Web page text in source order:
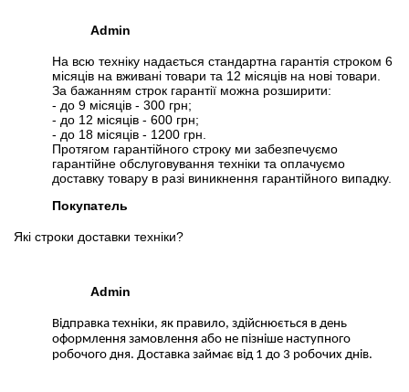
Вы можете расширить срок гарантии на
раздела"Аксессуары"вместе с основным товаром.
Спецификация, тесты и технические отчеты
Спецификация процессора:AMD A10-4655M
Тестирование процессора:AMD A10-4655M
Видеообзоры
Admin
На всю техніку надається стандартна гарантія строком 6
місяців на вживані товари та 12 місяців на нові товари.
За бажанням строк гарантії можна розширити:
- до 9 місяців - 300 грн;
- до 12 місяців - 600 грн;
- до 18 місяців - 1200 грн.
Протягом гарантійного строку ми забезпечуємо
гарантійне обслуговування техніки та оплачуємо
доставку товару в разі виникнення гарантійного випадку.
Покупатель
Які строки доставки техніки?
Admin
Відправка техніки, як правило, здійснюється в день
оформлення замовлення або не пізніше наступного
робочого дня. Доставка займає від 1 до 3 робочих днів.